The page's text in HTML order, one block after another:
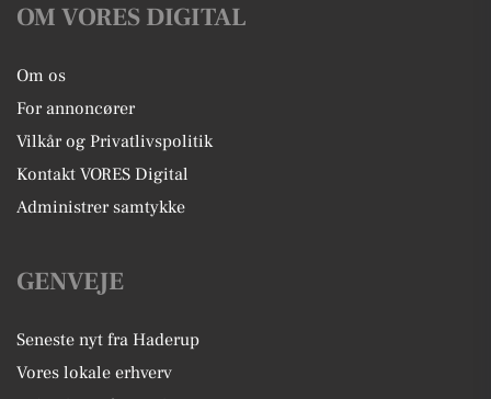
OM VORES DIGITAL
Om os
For annoncører
Vilkår og Privatlivspolitik
Kontakt VORES Digital
Administrer samtykke
GENVEJE
Seneste nyt fra Haderup
Vores lokale erhverv